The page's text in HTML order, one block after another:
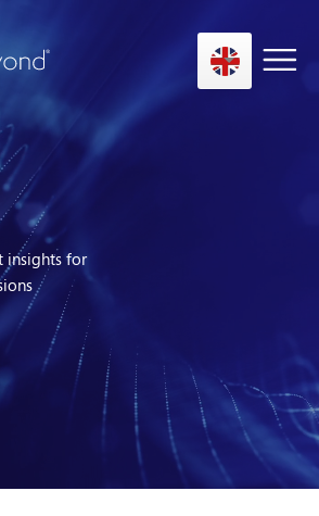
Asset Owner FTM
Energy User BTM
Technology
Insights
About us
Careers
insights for